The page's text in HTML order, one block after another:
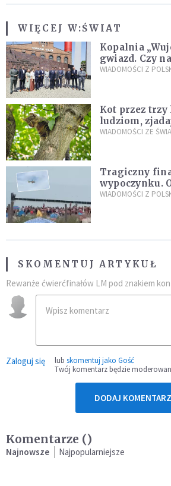
WIĘCEJ W:ŚWIAT
Kopalnia
gwiazd. Czy
„Dolina
WIADOMOŚCI Z
Kot przez trzy
ludziom,
kaczki. W
WIADOMOŚCI ZE
Tragiczny
wypoczynku.
zarzuty
WIADOMOŚCI Z
SKOMENTUJ ARTYKUŁ
Rewanże ćwierćfinałów LM pod znakiem
Zaloguj się lub skomentuj jako Gość
Twój komentarz będzie
DODAJ KOMENTARZ
Komentarze ()
Najnowsze Najpopularniejsze